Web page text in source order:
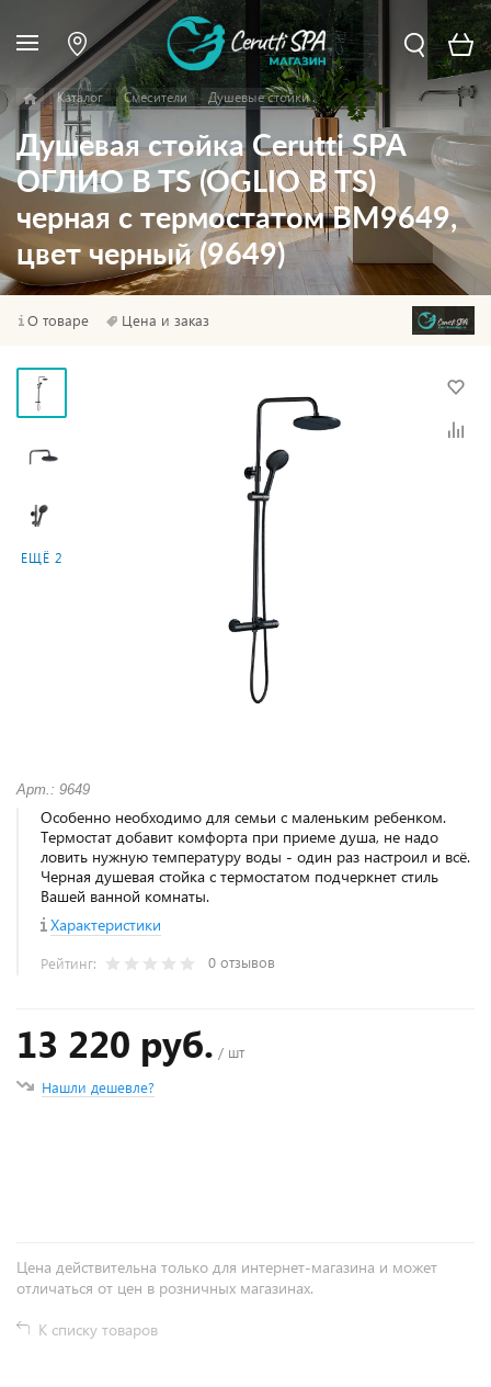
Каталог Смесители Душевые стойки
Душевая стойка Cerutti SPA
ОГЛИО B TS (OGLIO B TS)
черная с термостатом BM9649,
цвет черный (9649)
О товаре Цена и заказ
ЕЩЁ 2
Арт.: 9649
Особенно необходимо для семьи с маленьким ребенком.
Термостат добавит комфорта при приеме душа, не надо
ловить нужную температуру воды - один раз настроил и всё.
Черная душевая стойка с термостатом подчеркнет стиль
Вашей ванной комнаты.
Характеристики
Рейтинг: 0 отзывов
13 220 руб. / шт
Нашли дешевле?
Цена действительна только для интернет-магазина и может
отличаться от цен в розничных магазинах.
К списку товаров